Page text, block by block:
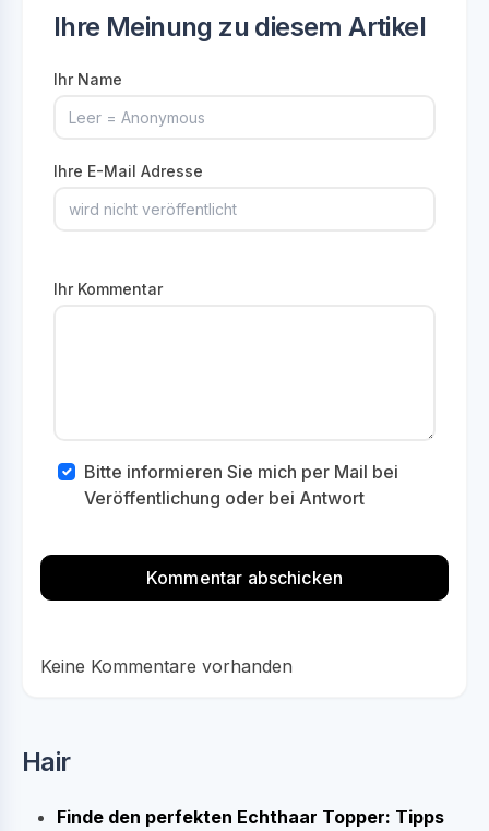
Ihre Meinung zu diesem Artikel
Ihr Name
Ihre E-Mail Adresse
Ihr Kommentar
Bitte informieren Sie mich per Mail bei
Veröffentlichung oder bei Antwort
Keine Kommentare vorhanden
Hair
Finde den perfekten Echthaar Topper: Tipps